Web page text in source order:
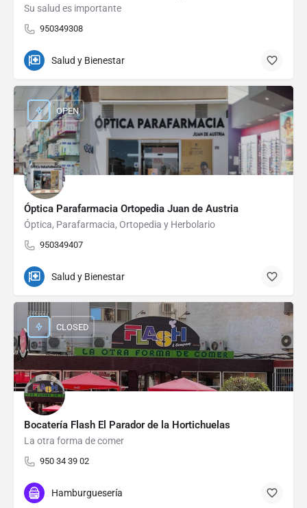
Su salud es importante
950349308
Salud y Bienestar
Óptica Parafarmacia Ortopedia Juan de Austria
Óptica, Parafarmacia, Ortopedia y Herbolario
950349407
OPEN
Salud y Bienestar
Bocatería Flash El Parador de la Hortichuelas
La otra forma de comer
950 34 39 02
CLOSED
Hamburguesería